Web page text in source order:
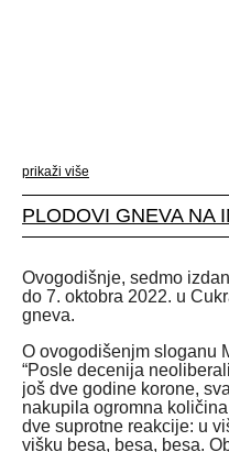
prikaži više
PLODOVI GNEVA NA
Ovogodišnje, sedmo
do 7. oktobra 2022. u
gneva.
O ovogodišenjm sloganu
“Posle decenija
još dve godine korone,
nakupila ogromna
dve suprotne reakcije: u
višku besa, besa, besa.